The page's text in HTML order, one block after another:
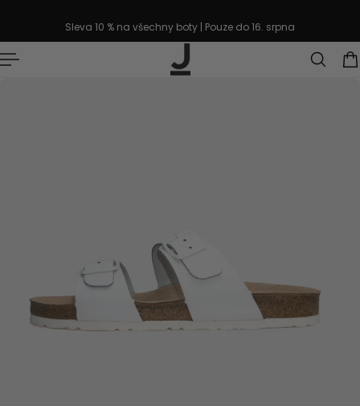
Sleva 10 % na všechny boty | Pouze do 16. srpna